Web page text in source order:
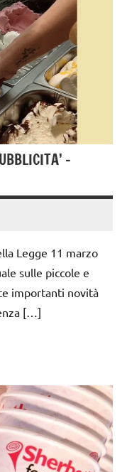
–
Legge 11 marzo
sulle piccole e
importanti novità
[…]